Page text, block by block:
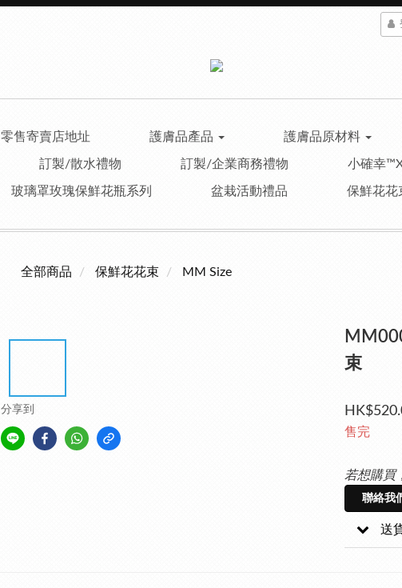
零售寄賣店地址 護膚品產品 護膚品原材料
訂製/散水禮物 訂製/企業商務禮物 小確幸
玻璃罩玫瑰保鮮花瓶系列 盆栽活動禮品 保鮮花花
全部商品 保鮮花花束 MM Size
分享到
束
售完
若想購買
聯絡我
送